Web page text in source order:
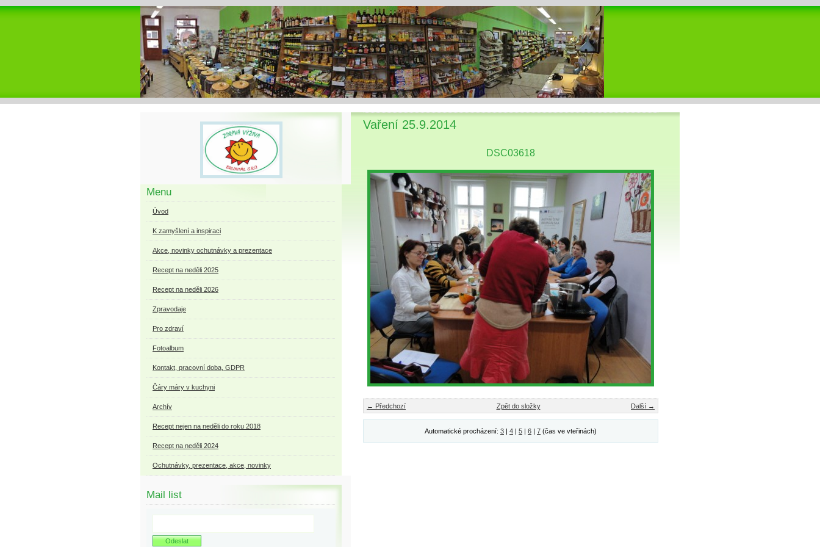
Vaření 25.9.2014
DSC03618
← Předchozí Další →
Zpět do složky
Automatické procházení: 3 | 4 | 5 | 6 | 7 (čas ve vteřinách)
Menu
Úvod
K zamyšlení a inspiraci
Akce, novinky ochutnávky a prezentace
Recept na neděli 2025
Recept na neděli 2026
Zpravodaje
Pro zdraví
Fotoalbum
Kontakt, pracovní doba, GDPR
Čáry máry v kuchyni
Archív
Recept nejen na neděli do roku 2018
Recept na neděli 2024
Ochutnávky, prezentace, akce, novinky
Mail list